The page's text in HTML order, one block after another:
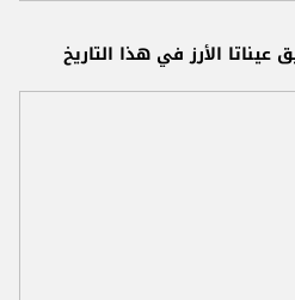
الأرز في هذا التاريخ